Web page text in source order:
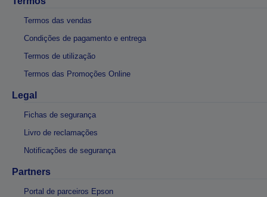
Termos das vendas
Condições de pagamento e entrega
Termos de utilização
Termos das Promoções Online
Legal
Fichas de segurança
Livro de reclamações
Notificações de segurança
Partners
Portal de parceiros Epson